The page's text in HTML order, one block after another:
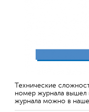
Технические
номер журнала вышел
журнала можно в